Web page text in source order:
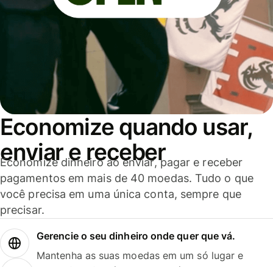
Economize quando usar,
enviar e receber
Economize dinheiro ao enviar, pagar e receber
pagamentos em mais de 40 moedas. Tudo o que
você precisa em uma única conta, sempre que
precisar.
Gerencie o seu dinheiro onde quer que vá.
Mantenha as suas moedas em um só lugar e